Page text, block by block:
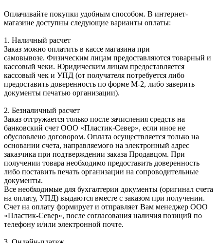
Оплачивайте покупки удобным способом. В интернет-
магазине доступны следующие варианты оплаты:
1. Наличный расчет
Заказ можно оплатить в кассе магазина при
самовывозе. Физическим лицам предоставляются товарный и
кассовый чеки. Юридическим лицам предоставляется
кассовый чек и УПД (от получателя потребуется либо
предоставить доверенность по форме М-2, либо заверить
документы печатью организации).
2. Безналичный расчет
Заказ отгружается только после зачисления средств на
банковский счет ООО «Пластик-Север», если иное не
обусловлено договором. Оплата осуществляется только на
основании счета, направляемого на электронный адрес
заказчика при подтверждении заказа Продавцом. При
получении товара необходимо предоставить доверенность
либо поставить печать организации на сопроводительные
документы.
Все необходимые для бухгалтерии документы (оригинал счета
на оплату, УПД) выдаются вместе с заказом при получении.
Счет на оплату формирует и отправляет Вам менеджер ООО
«Пластик-Север», после согласования наличия позиций по
телефону и/или электронной почте.